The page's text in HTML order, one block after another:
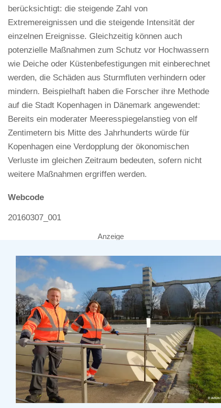
berücksichtigt: die steigende Zahl von
Extremereignissen und die steigende Intensität der
einzelnen Ereignisse. Gleichzeitig können auch
potenzielle Maßnahmen zum Schutz vor Hochwassern
wie Deiche oder Küstenbefestigungen mit einberechnet
werden, die Schäden aus Sturmfluten verhindern oder
mindern. Beispielhaft haben die Forscher ihre Methode
auf die Stadt Kopenhagen in Dänemark angewendet:
Bereits ein moderater Meeresspiegelanstieg von elf
Zentimetern bis Mitte des Jahrhunderts würde für
Kopenhagen eine Verdopplung der ökonomischen
Verluste im gleichen Zeitraum bedeuten, sofern nicht
weitere Maßnahmen ergriffen werden.
Webcode
20160307_001
Anzeige